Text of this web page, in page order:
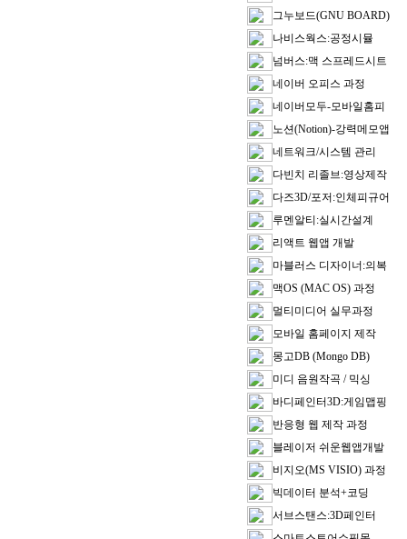
그누보드(GNU BOARD)
나비스웍스:공정시뮬
넘버스:맥 스프레드시트
네이버 오피스 과정
네이버모두-모바일홈피
노션(Notion)-강력메모앱
네트워크/시스템 관리
다빈치 리졸브:영상제작
다즈3D/포저:인체피규어
루멘알티:실시간설계
리액트 웹앱 개발
마블러스 디자이너:의복
맥OS (MAC OS) 과정
멀티미디어 실무과정
모바일 홈페이지 제작
몽고DB (Mongo DB)
미디 음원작곡 / 믹싱
바디페인터3D:게임맵핑
반응형 웹 제작 과정
블레이저 쉬운웹앱개발
비지오(MS VISIO) 과정
빅데이터 분석+코딩
서브스탠스:3D페인터